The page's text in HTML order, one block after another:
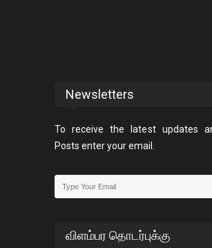
Newsletters
To receive the latest updates
Posts enter your email.
விளம்பர தொடர்புக்கு